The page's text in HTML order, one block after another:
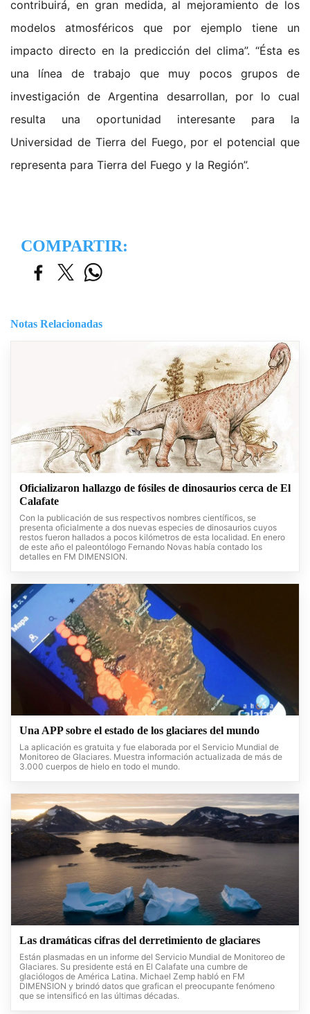
contribuirá, en gran medida, al mejoramiento de los
modelos atmosféricos que por ejemplo tiene un
impacto directo en la predicción del clima”. “Ésta es
una línea de trabajo que muy pocos grupos de
investigación de Argentina desarrollan, por lo cual
resulta una oportunidad interesante para la
Universidad de Tierra del Fuego, por el potencial que
representa para Tierra del Fuego y la Región”.
COMPARTIR:
Notas Relacionadas
Oficializaron hallazgo de fósiles de dinosaurios cerca de El
Calafate
Con la publicación de sus respectivos nombres científicos, se
presenta oficialmente a dos nuevas especies de dinosaurios cuyos
restos fueron hallados a pocos kilómetros de esta localidad. En enero
de este año el paleontólogo Fernando Novas había contado los
detalles en FM DIMENSION.
Una APP sobre el estado de los glaciares del mundo
La aplicación es gratuita y fue elaborada por el Servicio Mundial de
Monitoreo de Glaciares. Muestra información actualizada de más de
3.000 cuerpos de hielo en todo el mundo.
Las dramáticas cifras del derretimiento de glaciares
Están plasmadas en un informe del Servicio Mundial de Monitoreo de
Glaciares. Su presidente está en El Calafate una cumbre de
glaciólogos de América Latina. Michael Zemp habló en FM
DIMENSION y brindó datos que grafican el preocupante fenómeno
que se intensificó en las últimas décadas.